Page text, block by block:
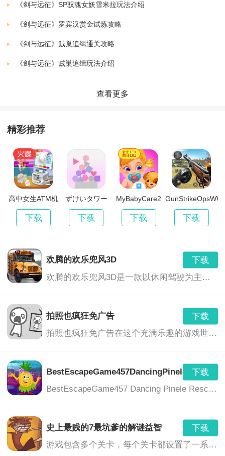
丰富的角色和养成系统，让玩家可以自由搭配不同的英
雄和角色阵容。
知的领域，挑战强大的敌人。
精美的画面和动感的音效，为玩家带来极致的游戏体
验。
更新日志：
优化了战斗系统和养成系统，提高了游戏的可玩性。
修复了已知的bug，提高了游戏的稳定性。
增加了新的场景和任务，为玩家提供了更多的挑战和乐
趣。
即将推出新的玩法和活动，为玩家带来更多的惊喜和福
利。
《剑与远征》SP驭魂女妖雪米拉玩法介绍
《剑与远征》罗宾汉赏金试炼攻略
《剑与远征》贼巢追缉通关攻略
《剑与远征》贼巣追缉玩法介绍
查看更多
精彩推荐
高中女生ATM机
下载
ずけいタワー
下载
MyBabyCare2
下载 下载
欢腾的欢乐兜风3D
下载
欢腾的欢乐兜风3D是一款以休闲驾驶为主题的游戏，玩家将在美丽的3D环境中驾驶各种车辆，享受驾驶的乐趣，同时与朋友们一起分享欢乐的时光。游戏提供了丰富的车辆选择、多样的场景和任务，让玩家沉浸在刺激、轻松和充满乐趣的游戏世界中。
拍照也疯狂免广告
下载
拍照也疯狂免广告在这个充满乐趣的游戏世界中，你将带领你的相机挑战各种奇特的谜题，利用各种道具，以完成挑战并解开更多的隐藏区域。这是一个真正疯狂的拍照冒险旅程，没有任何广告的打扰，只为你带来纯粹的游戏乐趣。
下载
BestEscapeGame457 Dancing Pinele Rescue Game是一款独具特色的休闲解谜冒险游戏。游戏中，玩家将扮演一位勇敢的冒险者，在神秘的森林中展开一场刺激的逃脱冒险。玩家需要运用智慧和勇气，解开各种谜题，拯救被困在跳舞松树中的朋友。
史上最贱的7最坑爹的解谜益智
下载
游戏包含多个关卡，每个关卡都设置了一系列谜题和挑战。玩家需要通过思考、观察、操作等方式，解开谜题，完成挑战。游戏中的谜题设计丰富多样，包括图形推理、文字游戏、物理难题等等，充分考验玩家的智慧和反应能力。